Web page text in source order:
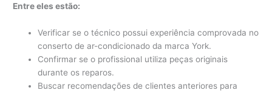
Entre eles estão:
Verificar se o técnico possui experiência comprovada no
conserto de ar-condicionado da marca York.
Confirmar se o profissional utiliza peças originais
durante os reparos.
Buscar recomendações de clientes anteriores para